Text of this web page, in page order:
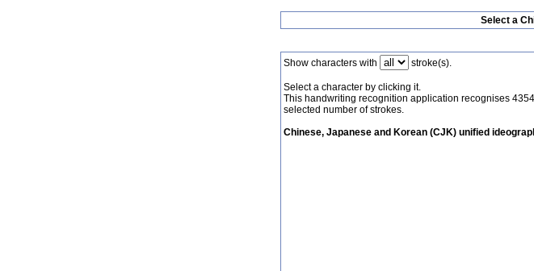
Select a
Show characters with stroke(s).
Select a character by clicking it.
This handwriting recognition application recognises
selected number of strokes.
Chinese, Japanese and Korean (CJK) unified